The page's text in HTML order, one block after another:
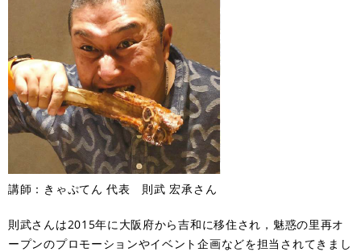
講師：きゃぷてん 代表 則武 宏承さん
則武さんは2015年に大阪府から吉和に移住され，魅惑の里再オ
ープンのプロモーションやイベント企画などを担当されてきまし